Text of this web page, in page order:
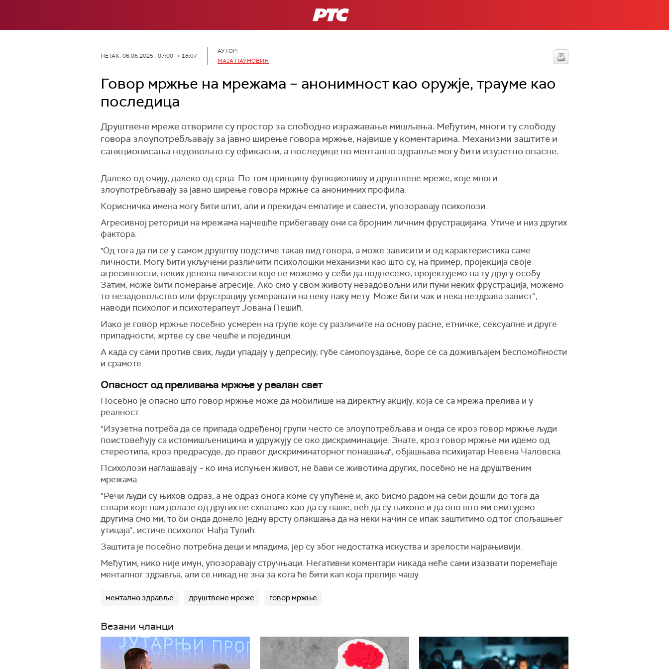
РТС
ПЕТАК, 06.06.2025, 07:00 -> 18:07
АУТОР:
МАЈА ПАУНОВИЋ
Говор мржње на мрежама – анонимност као оружје, трауме као
последица
Друштвене мреже отвориле су простор за слободно изражавање мишљења. Међутим, многи ту слободу
говора злоупотребљавају за јавно ширење говора мржње, највише у коментарима. Механизми заштите и
санкционисања недовољно су ефикасни, а последице по ментално здравље могу бити изузетно опасне.
Далеко од очију, далеко од срца. По том принципу функционишу и друштвене мреже, које многи
злоупотребљавају за јавно ширење говора мржње са анонимних профила.
Корисничка имена могу бити штит, али и прекидач емпатије и савести, упозоравају психолози.
Агресивној реторици на мрежама најчешће прибегавају они са бројним личним фрустрацијама. Утиче и низ других
фактора.
"Од тога да ли се у самом друштву подстиче такав вид говора, а може зависити и од карактеристика саме
личности. Могу бити укључени различити психолошки механизми као што су, на пример, пројекција своје
агресивности, неких делова личности које не можемо у себи да поднесемо, пројектујемо на ту другу особу.
Затим, може бити померање агресије. Ако смо у свом животу незадовољни или пуни неких фрустрација, можемо
то незадовољство или фрустрацију усмеравати на неку лаку мету. Може бити чак и нека нездрава завист“,
наводи психолог и психотерапеут Јована Пешић.
Иако је говор мржње посебно усмерен на групе које су различите на основу расне, етничке, сексуалне и друге
припадности, жртве су све чешће и појединци.
А када су сами против свих, људи упадају у депресију, губе самопоуздање, боре се са доживљајем беспомоћности
и срамоте.
Опасност од преливања мржње у реалан свет
Посебно је опасно што говор мржње може да мобилише на директну акцију, која се са мрежа прелива и у
реалност.
"Изузетна потреба да се припада одређеној групи често се злоупотребљава и онда се кроз говор мржње људи
поистовећују са истомишљеницима и удружују се око дискриминације. Знате, кроз говор мржње ми идемо од
стереотипа, кроз предрасуде, до правог дискриминаторног понашања", објашњава психијатар Невена Чаловска.
Психолози наглашавају – ко има испуњен живот, не бави се животима других, посебно не на друштвеним
мрежама.
"Речи људи су њихов одраз, а не одраз онога коме су упућене и, ако бисмо радом на себи дошли до тога да
ствари које нам долазе од других не схватамо као да су наше, већ да су њихове и да оно што ми емитујемо
другима смо ми, то би онда донело једну врсту олакшања да на неки начин се ипак заштитимо од тог спољашњег
утицаја“, истиче психолог Нађа Тулић.
Заштита је посебно потребна деци и младима, јер су због недостатка искуства и зрелости најрањивији.
Међутим, нико није имун, упозоравају стручњаци. Негативни коментари никада неће сами изазвати поремећаје
менталног здравља, али се никад не зна за кога ће бити кап која прелије чашу.
ментално здравље друштвене мреже говор мржње
Везани чланци